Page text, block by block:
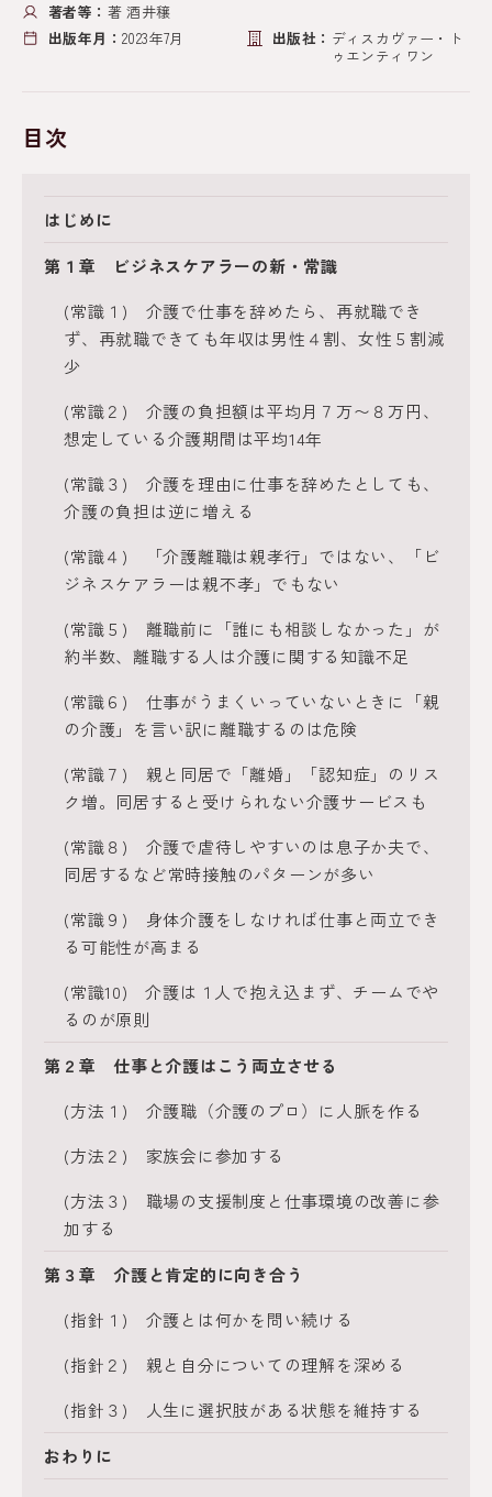
著者等： 著 酒井穣
出版年月： 2023年7月 出版社： ディスカヴァー・ト
ゥエンティワン
目次
はじめに
第１章 ビジネスケアラーの新・常識
(常識１) 介護で仕事を辞めたら、再就職でき
ず、再就職できても年収は男性４割、女性５割減
少
(常識２) 介護の負担額は平均月７万〜８万円、
想定している介護期間は平均14年
(常識３) 介護を理由に仕事を辞めたとしても、
介護の負担は逆に増える
(常識４) 「介護離職は親孝行」ではない、「ビ
ジネスケアラーは親不孝」でもない
(常識５) 離職前に「誰にも相談しなかった」が
約半数、離職する人は介護に関する知識不足
(常識６) 仕事がうまくいっていないときに「親
の介護」を言い訳に離職するのは危険
(常識７) 親と同居で「離婚」「認知症」のリス
ク増。同居すると受けられない介護サービスも
(常識８) 介護で虐待しやすいのは息子か夫で、
同居するなど常時接触のパターンが多い
(常識９) 身体介護をしなければ仕事と両立でき
る可能性が高まる
(常識10) 介護は１人で抱え込まず、チームでや
るのが原則
第２章 仕事と介護はこう両立させる
(方法１) 介護職（介護のプロ）に人脈を作る
(方法２) 家族会に参加する
(方法３) 職場の支援制度と仕事環境の改善に参
加する
第３章 介護と肯定的に向き合う
(指針１) 介護とは何かを問い続ける
(指針２) 親と自分についての理解を深める
(指針３) 人生に選択肢がある状態を維持する
おわりに